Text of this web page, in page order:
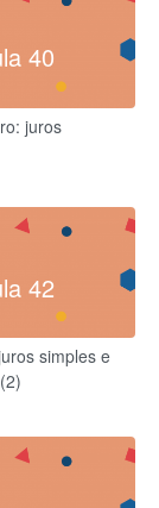
40
juros
42
simples e